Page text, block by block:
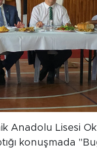
Anadolu Lisesi
konuşmada